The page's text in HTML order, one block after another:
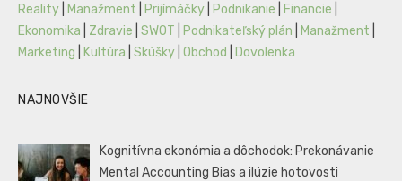
Reality
Manažment Prijímáčky Podnikanie Financie
Ekonomika
Zdravie SWOT Podnikateľský plán Manažment
Marketing
Kultúra Skúšky Obchod Dovolenka
NAJNOVŠIE
Kognitívna ekonómia a dôchodok: Prekonávanie
Mental Accounting Bias a ilúzie hotovosti